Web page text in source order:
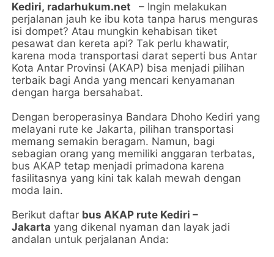
Kediri, radarhukum.net
– Ingin melakukan
perjalanan jauh ke ibu kota tanpa harus menguras
isi dompet? Atau mungkin kehabisan tiket
pesawat dan kereta api? Tak perlu khawatir,
karena moda transportasi darat seperti bus Antar
Kota Antar Provinsi (AKAP) bisa menjadi pilihan
terbaik bagi Anda yang mencari kenyamanan
dengan harga bersahabat.
Dengan beroperasinya Bandara Dhoho Kediri yang
melayani rute ke Jakarta, pilihan transportasi
memang semakin beragam. Namun, bagi
sebagian orang yang memiliki anggaran terbatas,
bus AKAP tetap menjadi primadona karena
fasilitasnya yang kini tak kalah mewah dengan
moda lain.
Berikut daftar bus AKAP rute Kediri –
Jakarta yang dikenal nyaman dan layak jadi
andalan untuk perjalanan Anda: